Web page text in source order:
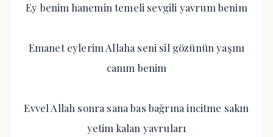
Ey benim hanemin temeli sevgili yavrum benim
Emanet eylerim Allaha seni sil gözünün yaşını
canım benim
Evvel Allah sonra sana bas bağrına incitme sakın
yetim kalan yavruları